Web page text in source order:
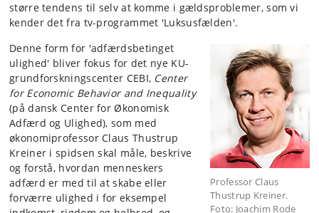
større tendens til selv at komme i gældsproblemer, som vi
kender det fra tv-programmet 'Luksusfælden'.
Professor Claus
Thustrup Kreiner.
Foto: Joachim Rode
Denne form for 'adfærdsbetinget
ulighed' bliver fokus for det nye KU-
grundforskningscenter CEBI, Center
for Economic Behavior and Inequality
(på dansk Center for Økonomisk
Adfærd og Ulighed), som med
økonomiprofessor Claus Thustrup
Kreiner i spidsen skal måle, beskrive
og forstå, hvordan menneskers
adfærd er med til at skabe eller
forværre ulighed i for eksempel